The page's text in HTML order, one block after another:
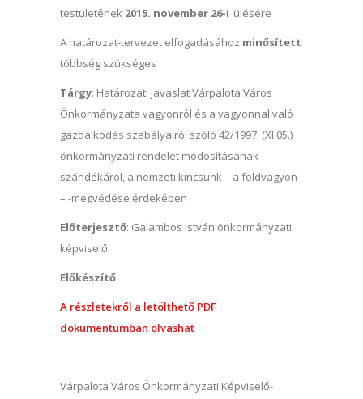
testületének 2015. november 26-i ülésére
A határozat-tervezet elfogadásához minősített
többség szükséges
Tárgy: Határozati javaslat Várpalota Város
Önkormányzata vagyonról és a vagyonnal való
gazdálkodás szabályairól szóló 42/1997. (XI.05.)
önkormányzati rendelet módosításának
szándékáról, a nemzeti kincsünk – a földvagyon
– -megvédése érdekében
Előterjesztő: Galambos István önkormányzati
képviselő
Előkészítő:
A részletekről a letölthető PDF
dokumentumban olvashat
Várpalota Város Önkormányzati Képviselő-